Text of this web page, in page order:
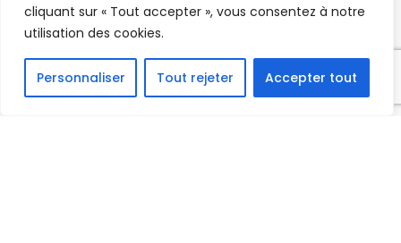
cliquant sur « Tout accepter », vous consentez à notre
utilisation des cookies.
Personnaliser Tout rejeter Accepter tout